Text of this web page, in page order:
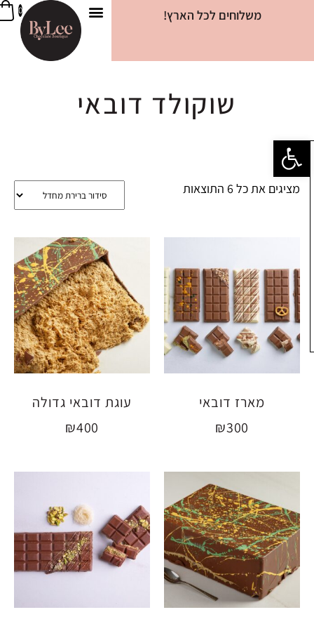
משלוחים לכל הארץ! 0
שוקולד דובאי
מציגים את כל ⁦6⁩ התוצאות
מארז דובאי
₪300
עוגת דובאי גדולה
₪400
פתח סרגל נגישות